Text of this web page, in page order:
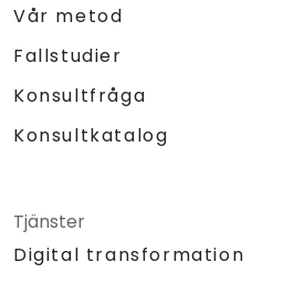
Vår metod
Fallstudier
Konsultfråga
Konsultkatalog
Tjänster
Digital transformation